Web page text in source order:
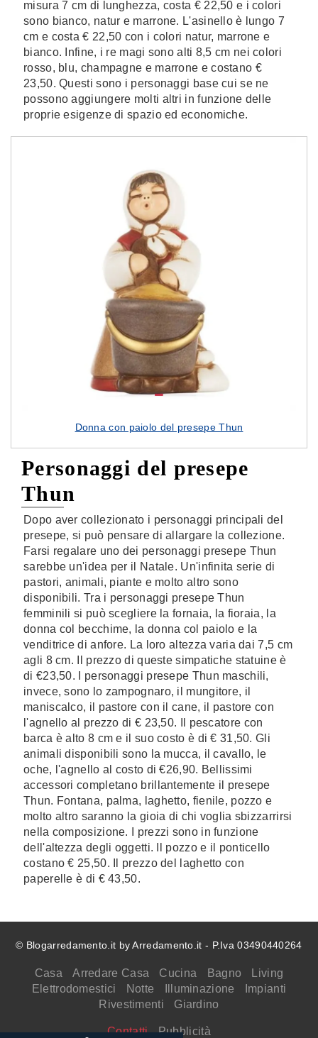
misura 7 cm di lunghezza, costa € 22,50 e i colori
sono bianco, natur e marrone. L'asinello è lungo 7
cm e costa € 22,50 con i colori natur, marrone e
bianco. Infine, i re magi sono alti 8,5 cm nei colori
rosso, blu, champagne e marrone e costano €
23,50. Questi sono i personaggi base cui se ne
possono aggiungere molti altri in funzione delle
proprie esigenze di spazio ed economiche.
Donna con paiolo del presepe Thun
Personaggi del presepe
Thun
Dopo aver collezionato i personaggi principali del
presepe, si può pensare di allargare la collezione.
Farsi regalare uno dei personaggi presepe Thun
sarebbe un'idea per il Natale. Un'infinita serie di
pastori, animali, piante e molto altro sono
disponibili. Tra i personaggi presepe Thun
femminili si può scegliere la fornaia, la fioraia, la
donna col becchime, la donna col paiolo e la
venditrice di anfore. La loro altezza varia dai 7,5 cm
agli 8 cm. Il prezzo di queste simpatiche statuine è
di €23,50. I personaggi presepe Thun maschili,
invece, sono lo zampognaro, il mungitore, il
maniscalco, il pastore con il cane, il pastore con
l'agnello al prezzo di € 23,50. Il pescatore con
barca è alto 8 cm e il suo costo è di € 31,50. Gli
animali disponibili sono la mucca, il cavallo, le
oche, l'agnello al costo di €26,90. Bellissimi
accessori completano brillantemente il presepe
Thun. Fontana, palma, laghetto, fienile, pozzo e
molto altro saranno la gioia di chi voglia sbizzarrirsi
nella composizione. I prezzi sono in funzione
dell'altezza degli oggetti. Il pozzo e il ponticello
costano € 25,50. Il prezzo del laghetto con
paperelle è di € 43,50.
© Blogarredamento.it by Arredamento.it - P.Iva 03490440264
Casa Arredare Casa Cucina Bagno
Living
Elettrodomestici
Notte Illuminazione
Impianti
Rivestimenti
Giardino
Contatti Pubblicità